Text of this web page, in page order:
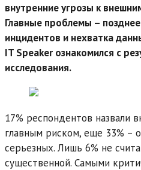
внутренние угрозы к
Главные проблемы –
инцидентов и нехватка
IT Speaker ознакомился с
исследования.
17% респондентов назвали
главным риском, еще 33% –
серьезных. Лишь 6% не
существенной. Самыми